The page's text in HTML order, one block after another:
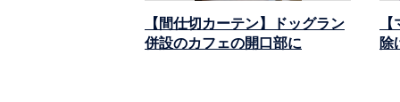
【間仕切カーテン】ドッグラン
併設のカフェの開口部に
除